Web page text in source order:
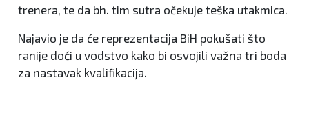
trenera, te da bh. tim sutra očekuje teška utakmica.
Najavio je da će reprezentacija BiH pokušati što
ranije doći u vodstvo kako bi osvojili važna tri boda
za nastavak kvalifikacija.